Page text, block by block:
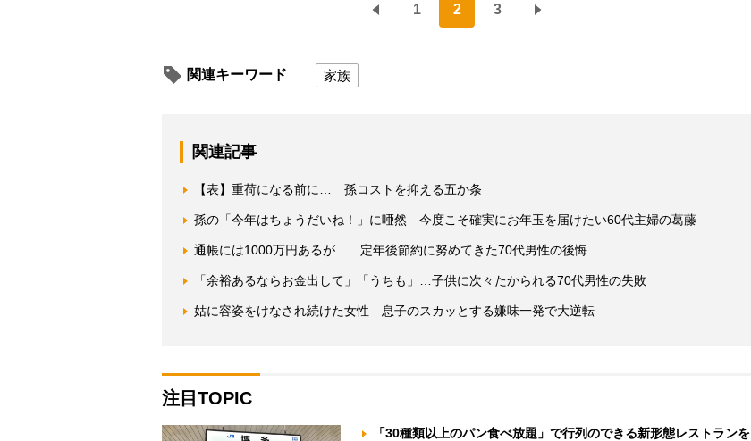
1 2 3
関連キーワード 家族
関連記事
【表】重荷になる前に… 孫コストを抑える五か条
孫の「今年はちょうだいね！」に唖然 今度こそ確実にお年玉を届けたい60代主婦の葛藤
通帳には1000万円あるが… 定年後節約に努めてきた70代男性の後悔
「余裕あるならお金出して」「うちも」…子供に次々たかられる70代男性の失敗
姑に容姿をけなされ続けた女性 息子のスカッとする嫌味一発で大逆転
注目TOPIC
「30種類以上のパン食べ放題」で行列のできる新形態レストランを